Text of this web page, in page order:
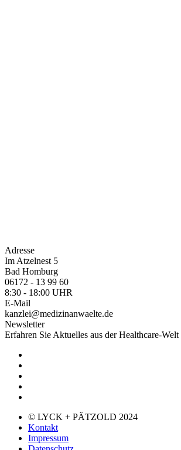
Adresse
Im Atzelnest 5
Bad Homburg
06172 - 13 99 60
8:30 - 18:00 UHR
E-Mail
kanzlei@medizinanwaelte.de
Newsletter
Erfahren Sie Aktuelles aus der Healthcare-Welt
© LYCK + PÄTZOLD 2024
Kontakt
Impressum